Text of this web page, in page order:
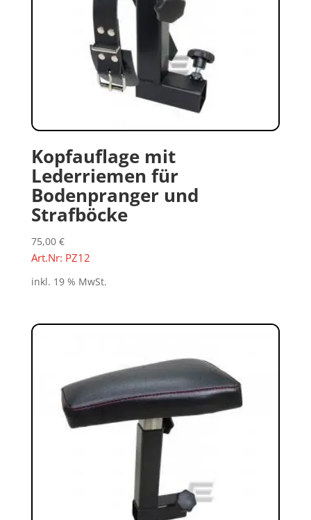
Kopfauflage mit
Lederriemen für
Bodenpranger und
Strafböcke
75,00 €
Art.Nr: PZ12
inkl. 19 % MwSt.